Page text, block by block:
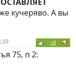
кучеряво. А вы
+2
75, п 2: